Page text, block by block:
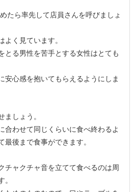
たら率先して店員さんを呼びましょ
よく見ています。
とる男性を苦手とする女性はとても
安心感を抱いてもらえるようにしま
しょう。
合わせて同じくらいに食べ終わるよ
最後まで食事ができます。
ャクチャ音を立てて食べるのは周
。